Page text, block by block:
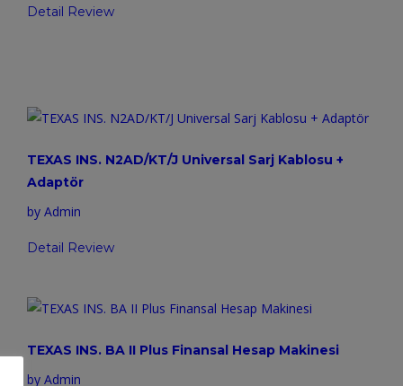
Detail Review
TEXAS INS. N2AD/KT/J Universal Sarj Kablosu +
Adaptör
by Admin
Detail Review
TEXAS INS. BA II Plus Finansal Hesap Makinesi
by Admin